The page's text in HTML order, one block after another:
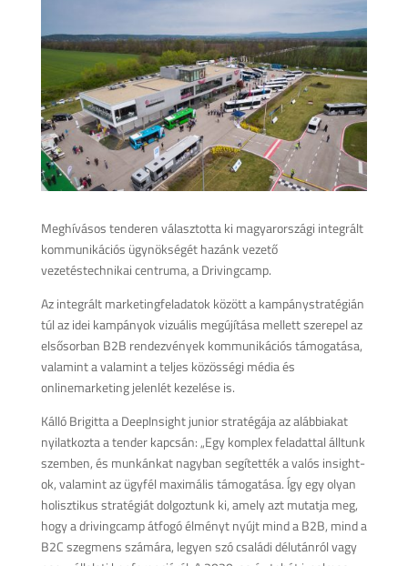
Meghívásos tenderen választotta ki magyarországi integrált
kommunikációs ügynökségét hazánk vezető
vezetéstechnikai centruma, a Drivingcamp.
Az integrált marketingfeladatok között a kampánystratégián
túl az idei kampányok vizuális megújítása mellett szerepel az
elsősorban B2B rendezvények kommunikációs támogatása,
valamint a valamint a teljes közösségi média és
onlinemarketing jelenlét kezelése is.
Kálló Brigitta a DeepInsight junior stratégája az alábbiakat
nyilatkozta a tender kapcsán: „Egy komplex feladattal álltunk
szemben, és munkánkat nagyban segítették a valós insight-
ok, valamint az ügyfél maximális támogatása. Így egy olyan
holisztikus stratégiát dolgoztunk ki, amely azt mutatja meg,
hogy a drivingcamp átfogó élményt nyújt mind a B2B, mind a
B2C szegmens számára, legyen szó családi délutánról vagy